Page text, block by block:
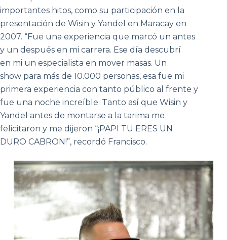
importantes hitos, como su participación en la
presentación de Wisin y Yandel en Maracay en
2007. “Fue una experiencia que marcó un antes
y un después en mi carrera. Ese día descubrí
en mi un especialista en mover masas. Un
show para más de 10.000 personas, esa fue mi
primera experiencia con tanto público al frente y
fue una noche increíble. Tanto así que Wisin y
Yandel antes de montarse a la tarima me
felicitaron y me dijeron “¡PAPI TU ERES UN
DURO CABRON!”, recordó Francisco.